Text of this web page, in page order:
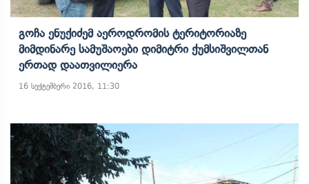
Გოჩა Ენუქიძემ Აეროდრომის Ტერიტორიაზე
Მიმდინარე Სამუშაოები Დიმიტრი Ქუმსიშვილთან
Ერთად Დაათვილიერა
16 სექტემბერი 2016, 11:30